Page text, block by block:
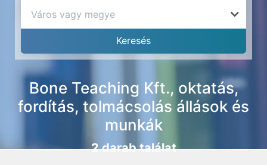
Bone Teaching Kft., oktatás,
fordítás, tolmácsolás állások és
munkák
2 darab találat